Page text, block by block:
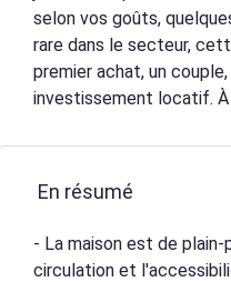
selon vos goûts,
rare dans le secteur,
premier achat, un
investissement locatif.
En résumé
- La maison est de
circulation et